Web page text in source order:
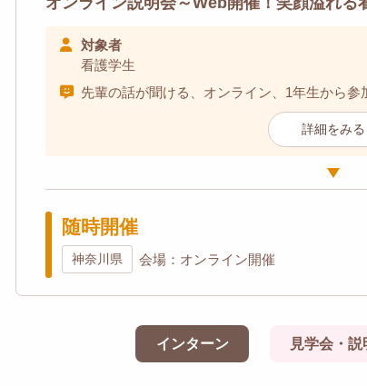
対象者
看護学生
先輩の話が聞ける、オンライン、1年生から参
詳細をみる
随時開催
神奈川県 会場：オンライン開催
インターン 見学会・説